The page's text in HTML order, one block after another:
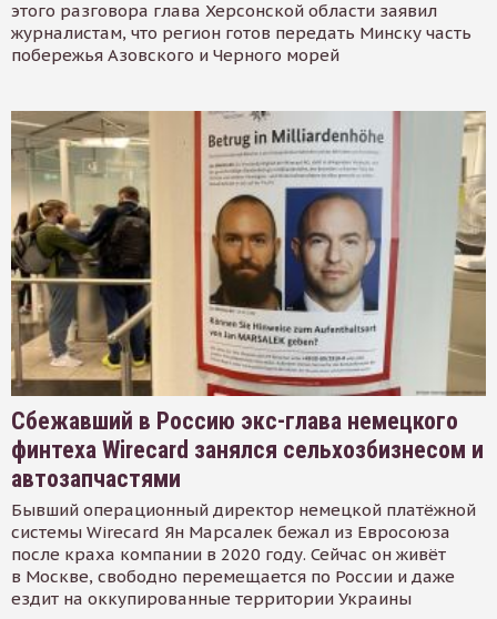
этого разговора глава Херсонской области заявил
журналистам, что регион готов передать Минску часть
побережья Азовского и Черного морей
Сбежавший в Россию экс-глава немецкого
финтеха Wirecard занялся сельхозбизнесом и
автозапчастями
Бывший операционный директор немецкой платёжной
системы Wirecard Ян Марсалек бежал из Евросоюза
после краха компании в 2020 году. Сейчас он живёт
в Москве, свободно перемещается по России и даже
ездит на оккупированные территории Украины